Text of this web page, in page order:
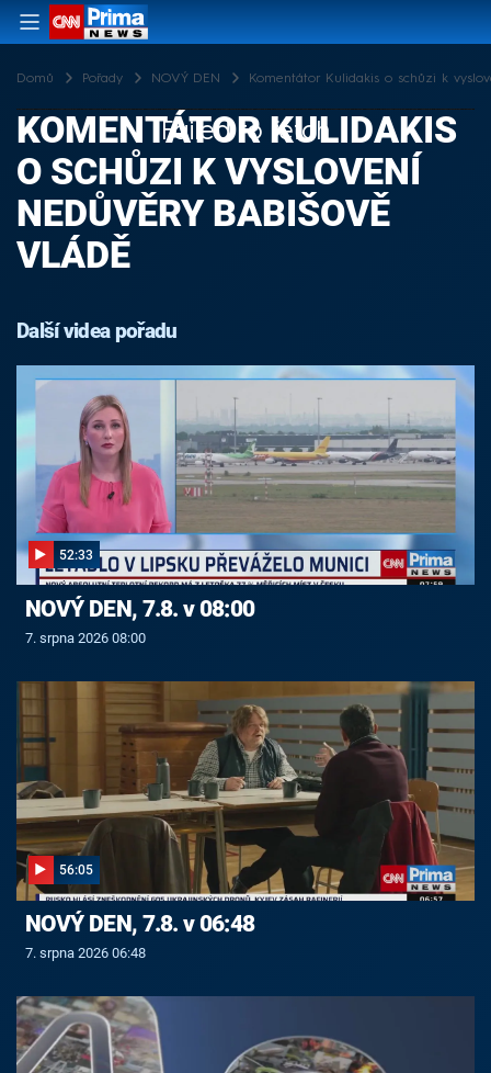
Domů Pořady NOVÝ DEN Komentátor Kulidakis o schůzi k
Failed to fetch
KOMENTÁTOR KULIDAKIS
O SCHŮZI K VYSLOVENÍ
NEDŮVĚRY BABIŠOVĚ
VLÁDĚ
Další videa pořadu
52:33
NOVÝ DEN, 7.8. v 08:00
7. srpna 2026 08:00
56:05
NOVÝ DEN, 7.8. v 06:48
7. srpna 2026 06:48